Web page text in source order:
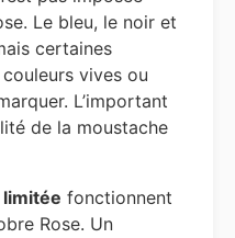
Le bleu, le noir et
certaines
vives ou
L’important
de la moustache
limitée fonctionnent
Rose. Un